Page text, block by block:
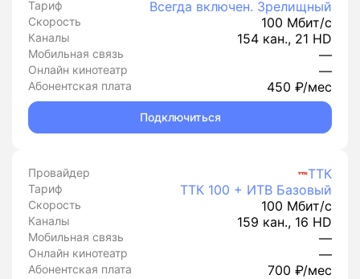
Тариф Всегда включен. Зрелищный
Скорость 100 Мбит/с
Каналы 154 кан., 21 HD
Мобильная связь —
Онлайн кинотеатр —
Абонентская плата 450 ₽/мес
Подключиться
Провайдер ТТК
Тариф ТТК 100 + ИТВ Базовый
Скорость 100 Мбит/с
Каналы 159 кан., 16 HD
Мобильная связь —
Онлайн кинотеатр —
Абонентская плата 700 ₽/мес